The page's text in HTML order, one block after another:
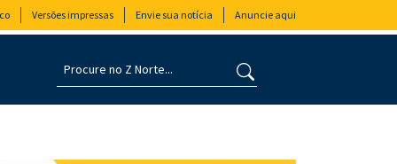
Versões impressas Envie sua notícia Anuncie aqui